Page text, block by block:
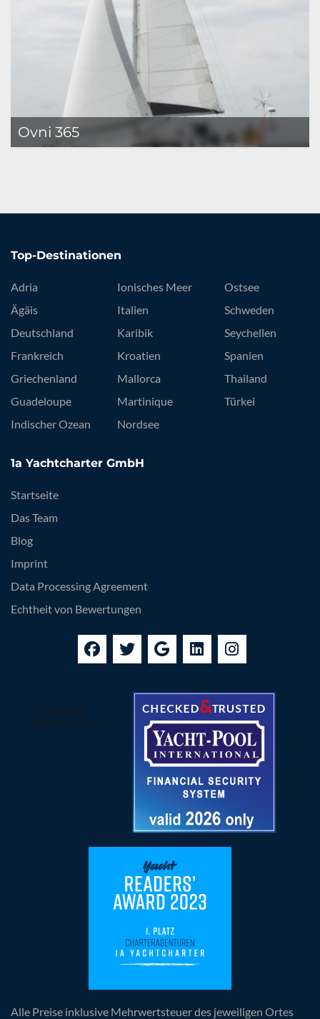
Ovni 365
Top-Destinationen
Adria
Ägäis
Deutschland
Frankreich
Griechenland
Guadeloupe
Indischer Ozean
Ionisches Meer
Italien
Karibik
Kroatien
Mallorca
Martinique
Nordsee
Ostsee
Schweden
Seychellen
Spanien
Thailand
Türkei
1a Yachtcharter GmbH
Startseite
Das Team
Blog
Imprint
Data Processing Agreement
Echtheit von Bewertungen
Alle Preise inklusive Mehrwertsteuer des jeweiligen Ortes